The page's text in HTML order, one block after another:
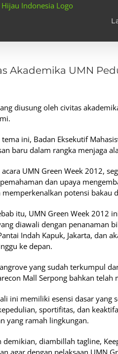
Akademika UMN
diusung oleh civitas
tema ini, Badan Eksekutif
baru dalam rangka menjaga
UMN Green Week 2012,
dan upaya
memperkenalkan potensi bakau
itu, UMN Green Week 2012
diawali dengan penanaman
Indah Kapuk, Jakarta, dan
ke depan.
yang sudah terkumpul
Mall Serpong bahkan telah
ini memiliki esensi dasar yang
sportifitas, dan
yang ramah lingkungan.
demikian, diambillah tagline,
agar dengan pelaksaan UMN